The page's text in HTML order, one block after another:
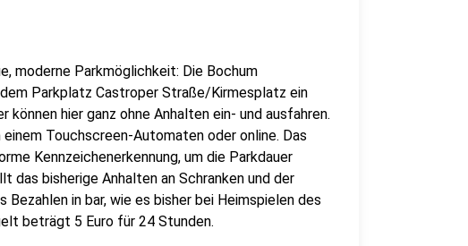
moderne Parkmöglichkeit: Die Bochum
Parkplatz Castroper Straße/Kirmesplatz ein
hier ganz ohne Anhalten ein- und ausfahren.
Touchscreen-Automaten oder online. Das
Kennzeichenerkennung, um die Parkdauer
das bisherige Anhalten an Schranken und der
in bar, wie es bisher bei Heimspielen des
beträgt 5 Euro für 24 Stunden.